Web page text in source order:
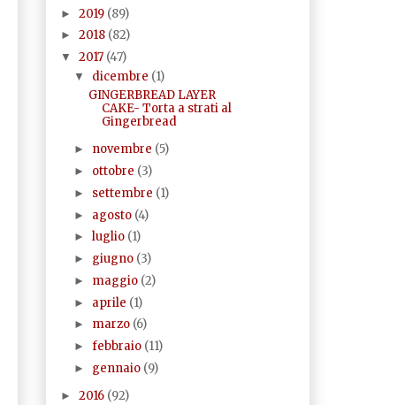
► 2019 (89)
► 2018 (82)
▼ 2017 (47)
▼ dicembre (1)
GINGERBREAD LAYER
CAKE- Torta a strati al
Gingerbread
► novembre (5)
► ottobre (3)
► settembre (1)
► agosto (4)
►luglio (1)
► giugno (3)
► maggio (2)
► aprile (1)
► marzo (6)
►febbraio (11)
► gennaio (9)
► 2016 (92)